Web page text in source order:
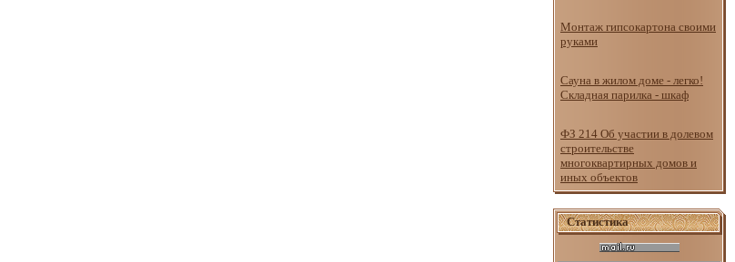
Монтаж гипсокартона своими
руками
Сауна в жилом доме - легко!
Складная парилка - шкаф
ФЗ 214 Об участии в долевом
строительстве
многоквартирных домов и
иных объектов
Статистика